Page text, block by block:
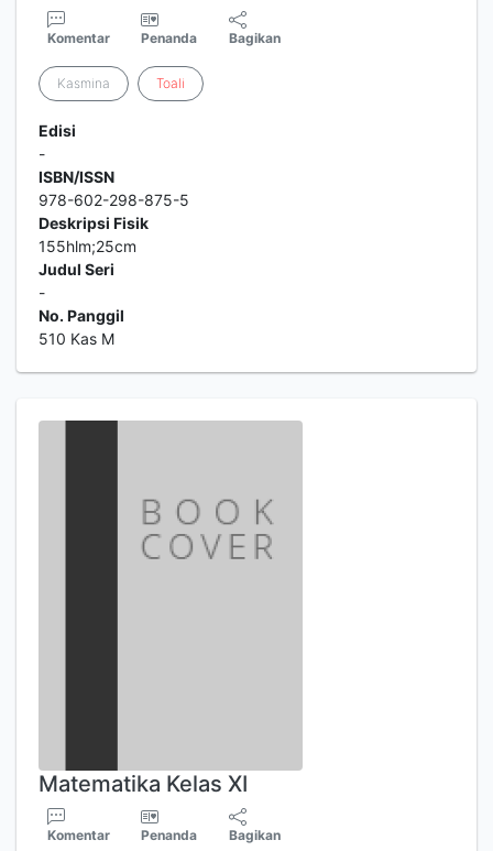
Komentar Penanda Bagikan
Kasmina Toali
Edisi
-
ISBN/ISSN
978-602-298-875-5
Deskripsi Fisik
155hlm;25cm
Judul Seri
-
No. Panggil
510 Kas M
Matematika Kelas XI
Komentar Penanda Bagikan